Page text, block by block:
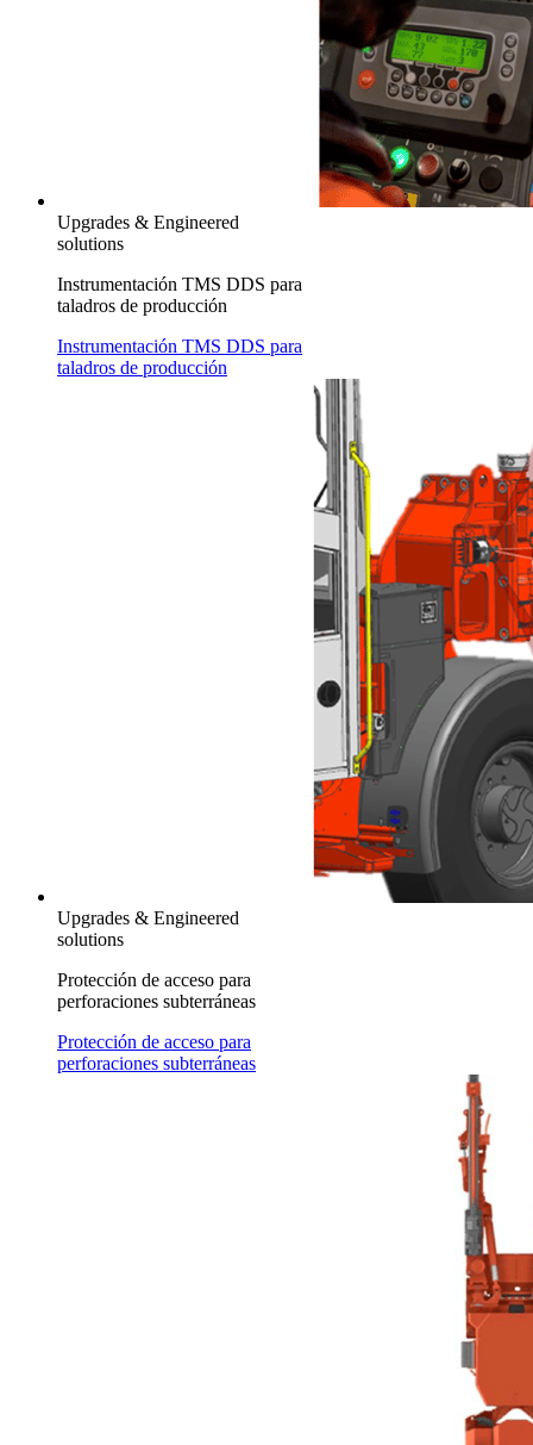
Upgrades & Engineered
solutions
Instrumentación TMS DDS para
taladros de producción
Instrumentación TMS DDS para
taladros de producción
Upgrades & Engineered
solutions
Protección de acceso para
perforaciones subterráneas
Protección de acceso para
perforaciones subterráneas